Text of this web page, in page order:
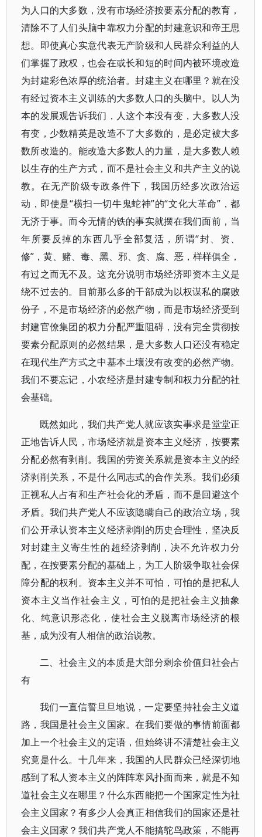
为人口的大多数，没有市场经济按要素分配的教育，
清除不了人们头脑中靠权力分配的封建意识和帝王思
想。即使真心实意代表无产阶级和人民群众利益的人
们掌握了政权，也会在或长和短的时间内被环境改造
为封建彩色浓厚的统治者。封建主义在哪里？就在没
有经过资本主义训练的大多数人口的头脑中。以人为
本的发展观告诉我们，人这个本没有变，大多数人没
有变，少数精英是改造不了大多数的，是必定被大多
数所改造的。能改造大多数人的力量，是大多数人赖
以生存的生产方式，而不是社会主义和共产主义的说
教。在无产阶级专政条件下，我国历经多次政治运
动，即使是“横扫一切牛鬼蛇神”的“文化大革命”，都
无济于事。而今无情的铁的事实就摆在我们面前，当
年所要反掉的东西几乎全部复活，所谓“封、资、
修”，黄、赌、毒、黑、邪、贪、腐、恶，样样俱全，
有过之而无不及。这充分说明市场经济即资本主义是
绕不过去的。目前那么多的干部成为以权谋私的腐败
份子，不是市场经济的必然产物，而是市场经济受到
封建官僚集团的权力分配严重阻碍，没有完全贯彻按
要素分配原则的必然结果，是大多数人口还没有稳定
在现代生产方式之中基本土壤没有改变的必然产物。
我们不要忘记，小农经济是封建专制和权力分配的社
会基础。
既然如此，我们共产党人就应该实事求是堂堂正
正地告诉人民，市场经济就是资本主义经济，按要素
分配必然有剥削。我国的劳资关系就是资本主义的经
济剥削关系，不是什么同志式的合作关系。我们必须
正视私人占有和生产社会化的矛盾，而不是回避这个
矛盾。我们共产党人不应该隐瞒自己的政治立场，我
们公开承认资本主义经济剥削的历史合理性，坚决反
对封建主义寄生性的超经济剥削，决不允许权力分
配，在按要素分配的基础上，为工人阶级争取社会保
障分配的权利。资本主义并不可怕，可怕的是把私人
资本主义当作社会主义，可怕的是把社会主义抽象
化、纯意识形态化，使社会主义脱离市场经济的根
基，成为没有人相信的政治说教。
二、社会主义的本质是大部分剩余价值归社会占
有
我们一直信誓旦旦地说，一定要坚持社会主义道
路，我国是社会主义国家。在我们要做的事情前面都
加上一个社会主义的定语，但始终讲不清楚社会主义
究竟是什么。十几年来，我国的人民群众已经深切地
感到了私人资本主义的阵阵寒风扑面而来，就是不知
道社会主义在哪里？什么东西能把一个国家定性为社
会主义国家？有多少人会真正相信我们的国家还是社
会主义国家？我们共产党人不能搞鸵鸟政策，不能再